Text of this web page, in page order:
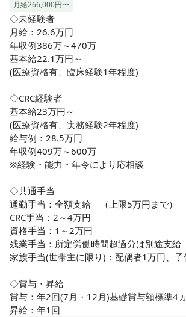
視し、1人ひとりが「活躍できる」環境づ
ます。
月給266,000円〜
◇未経験者
月給：26.6万円
年収例386万～470万
基本給22.1万円～
(医療資格有、臨床経験1年程度)
◇CRC経験者
基本給23万円～
(医療資格有、実務経験2年程度)
給与例：28.5万円
年収例409万～600万
※経験・能力・年令により応相談
◇共通手当
通勤手当：全額支給　（上限5万円まで）
CRC手当：2～4万円
資格手当：1～2万円
残業手当：所定労働時間超過分は別途支給
家族手当(世帯主に限り)：配偶者1万円、子
◇賞与・昇給
賞与：年2回(7月・12月)基礎賞与額標準4
昇給：年1回